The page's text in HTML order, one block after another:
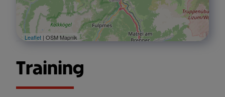
Leaflet| OSM Mapnik
Training